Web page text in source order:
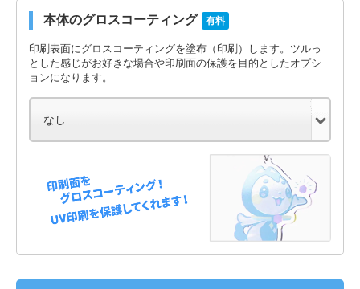
本体のグロスコーティング 有料
印刷表面にグロスコーティングを塗布（印刷）します。ツルっ
とした感じがお好きな場合や印刷面の保護を目的としたオプシ
ョンになります。